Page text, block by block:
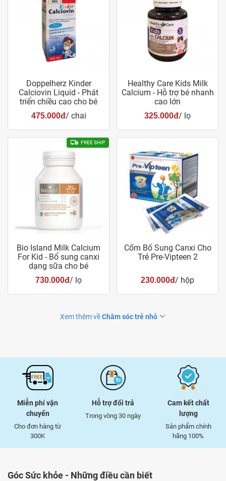
Doppelherz Kinder
Calciovin Liquid - Phát
triển chiều cao cho bé
475.000đ/ chai
Healthy Care Kids Milk
Calcium - Hỗ trợ bé nhanh
cao lớn
325.000đ/ lọ
FREE SHIP
Bio Island Milk Calcium
For Kid - Bổ sung canxi
dạng sữa cho bé
730.000đ/ lọ
Cốm Bổ Sung Canxi Cho
Trẻ Pre-Vipteen 2
230.000đ/ hộp
Xem thêm vềChăm sóc trẻ nhỏ
Miễn phí vận
chuyển
Cho đơn hàng từ
300K
Hỗ trợ đổi trả
Trong vòng 30 ngày
Cam kết chất
lượng
Sản phẩm chính
hãng 100%
Góc Sức khỏe - Những điều cần biết